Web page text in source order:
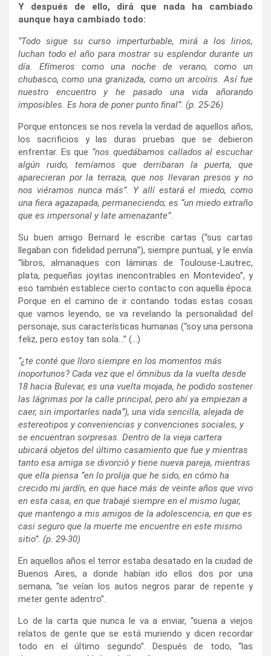
Y después de ello, dirá que nada ha cambiado
aunque haya cambiado todo:
“Todo sigue su curso imperturbable, mirá a los lirios,
luchan todo el año para mostrar su esplendor durante un
día. Efímeros como una noche de verano, como un
chubasco, como una granizada, como un arcoíris. Así fue
nuestro encuentro y he pasado una vida añorando
imposibles. Es hora de poner punto final”. (p. 25-26)
Porque entonces se nos revela la verdad de aquellos años,
los sacrificios y las duras pruebas que se debieron
enfrentar. Es que “nos quedábamos callados al escuchar
algún ruido, temíamos que derribaran la puerta, que
aparecieran por la terraza, que nos llevaran presos y no
nos viéramos nunca más”. Y allí estará el miedo, como
una fiera agazapada, permaneciendo; es “un miedo extraño
que es impersonal y late amenazante”.
Su buen amigo Bernard le escribe cartas (“sus cartas
llegaban con fidelidad perruna”), siempre puntual, y le envía
“libros, almanaques con láminas de Toulouse-Lautrec,
plata, pequeñas joyitas inencontrables en Montevideo”, y
eso también establece cierto contacto con aquella época.
Porque en el camino de ir contando todas estas cosas
que vamos leyendo, se va revelando la personalidad del
personaje, sus características humanas (“soy una persona
feliz, pero estoy tan sola…” (…)
“¿te conté que lloro siempre en los momentos más
inoportunos? Cada vez que el ómnibus da la vuelta desde
18 hacia Bulevar, es una vuelta mojada, he podido sostener
las lágrimas por la calle principal, pero ahí ya empiezan a
caer, sin importarles nada”), una vida sencilla, alejada de
estereotipos y conveniencias y convenciones sociales, y
se encuentran sorpresas. Dentro de la vieja cartera
ubicará objetos del último casamiento que fue y mientras
tanto esa amiga se divorció y tiene nueva pareja, mientras
que ella piensa “en lo prolija que he sido, en cómo ha
crecido mi jardín, en que hace más de veinte años que vivo
en esta casa, en que trabajé siempre en el mismo lugar,
que mantengo a mis amigos de la adolescencia, en que es
casi seguro que la muerte me encuentre en este mismo
sitio”. (p. 29-30)
En aquellos años el terror estaba desatado en la ciudad de
Buenos Aires, a donde habían ido ellos dos por una
semana, “se veían los autos negros parar de repente y
meter gente adentro”.
Lo de la carta que nunca le va a enviar, “suena a viejos
relatos de gente que se está muriendo y dicen recordar
todo en el último segundo”. Después de todo, “las